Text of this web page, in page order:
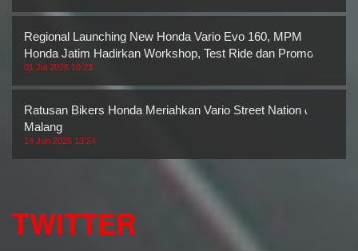
Regional Launching New Honda Vario Evo 160, MPM
Honda Jatim Hadirkan Workshop, Test Ride dan Promo M
01 Jul 2026 10:23
Ratusan Bikers Honda Meriahkan Vario Street Nation di
Malang
14 Jun 2026 13:24
TWITTER